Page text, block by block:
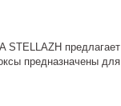
STELLAZH
предназначены